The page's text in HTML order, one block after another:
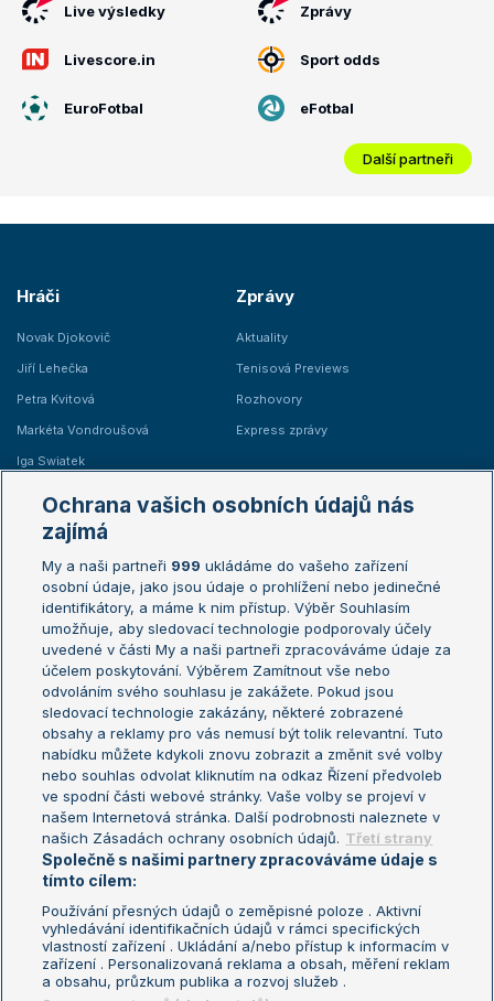
Live výsledky Zprávy
Livescore.in Sport odds
EuroFotbal eFotbal
Další partneři
Hráči
Novak Djokovič
Jiří Lehečka
Petra Kvitová
Markéta Vondroušová
Iga Swiatek
Zprávy
Aktuality
Tenisová Previews
Rozhovory
Express zprávy
Žebříčky
Žebříček ATP (muži)
Žebříček WTA (ženy)
Sázkařský žebříček
Australian Open
French Open
Wimbledon
US Open
Turnaj mistrů
Turnaj mistryň
Aktualní trendy
Fotbalové přestupy
Livesport Daily
LS Prague Open
Podmínky užití
Nastavení soukromí
GDPR a žurnalistika
Reklama
Kontakt
Informace o zpracování osobních
Ochrana vašich osobních údajů nás
zajímá
My a naši partneři 999 ukládáme do vašeho zařízení
osobní údaje, jako jsou údaje o prohlížení nebo jedinečné
identifikátory, a máme k nim přístup. Výběr Souhlasím
umožňuje, aby sledovací technologie podporovaly účely
uvedené v části My a naši partneři zpracováváme údaje za
účelem poskytování. Výběrem Zamítnout vše nebo
odvoláním svého souhlasu je zakážete. Pokud jsou
sledovací technologie zakázány, některé zobrazené
obsahy a reklamy pro vás nemusí být tolik relevantní. Tuto
nabídku můžete kdykoli znovu zobrazit a změnit své volby
nebo souhlas odvolat kliknutím na odkaz Řízení předvoleb
ve spodní části webové stránky. Vaše volby se projeví v
našem Internetová stránka. Další podrobnosti naleznete v
našich Zásadách ochrany osobních údajů. Třetí strany
Společně s našimi partnery zpracováváme údaje s
tímto cílem:
Používání přesných údajů o zeměpisné poloze . Aktivní
vyhledávání identifikačních údajů v rámci specifických
vlastností zařízení . Ukládání a/nebo přístup k informacím v
zařízení . Personalizovaná reklama a obsah, měření reklam
a obsahu, průzkum publika a rozvoj služeb .